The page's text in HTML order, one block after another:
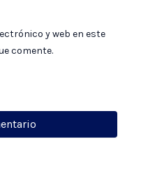
y web en este
comente.